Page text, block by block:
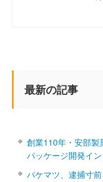
最新の記事
創業110年・安部製
パッケージ開発イ
パケマツ、逮捕寸